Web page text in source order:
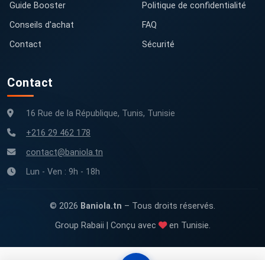
Guide Booster
Conseils d'achat
Contact
Politique de confidentialité
FAQ
Sécurité
Contact
16 Rue de la République, Tunis, Tunisie
+216 29 462 178
contact@baniola.tn
Lun - Ven : 9h - 18h
© 2026 Baniola.tn – Tous droits réservés.
Group Rabaii | Conçu avec
en Tunisie.